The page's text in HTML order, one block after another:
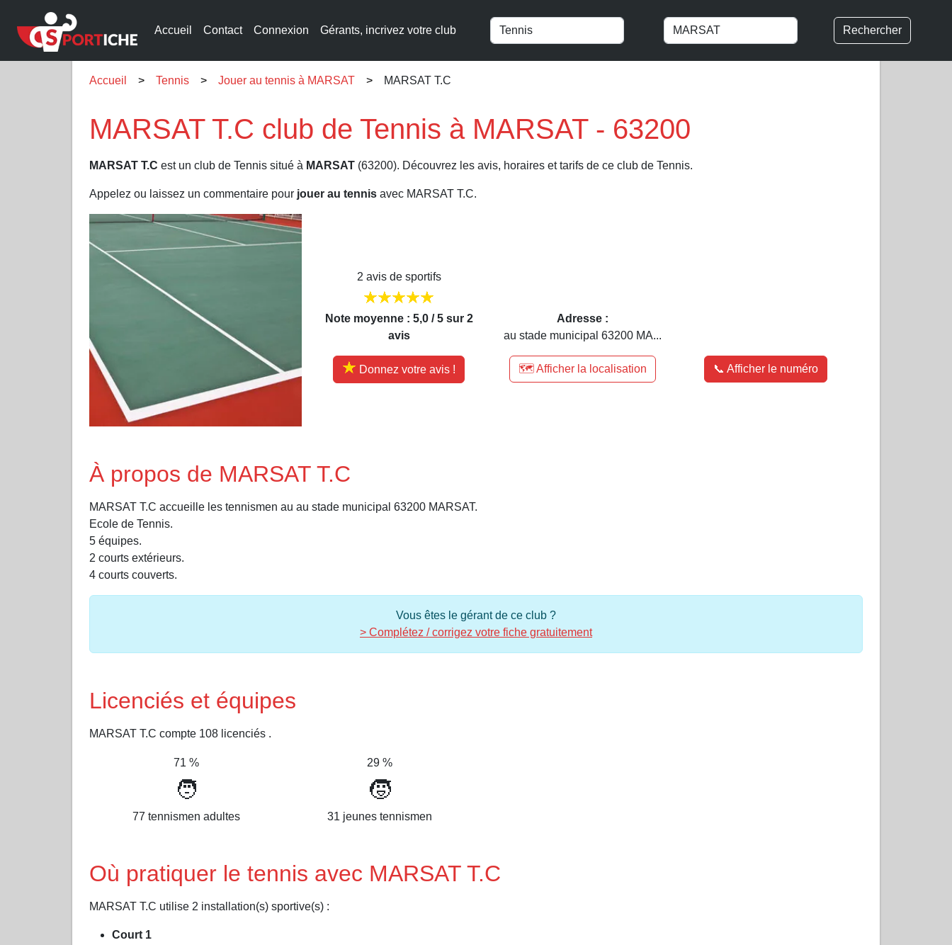
Accueil Contact Connexion Gérants, incrivez votre club Rechercher
Accueil Tennis Jouer au tennis à MARSAT MARSAT T.C
MARSAT T.C club de Tennis à MARSAT - 63200
MARSAT T.C est un club de Tennis situé à MARSAT (63200). Découvrez les avis, horaires et tarifs de ce club de Tennis.
Appelez ou laissez un commentaire pour jouer au tennis avec MARSAT T.C.
2 avis de sportifs
Note moyenne : 5,0 / 5 sur 2
avis
Donnez votre avis !
Adresse :
au stade municipal 63200 MA...
🗺️ Afficher la localisation 📞 Afficher le numéro
À propos de MARSAT T.C
MARSAT T.C accueille les tennismen au au stade municipal 63200 MARSAT.
Ecole de Tennis.
5 équipes.
2 courts extérieurs.
4 courts couverts.
Vous êtes le gérant de ce club ?
> Complétez / corrigez votre fiche gratuitement
Licenciés et équipes
MARSAT T.C compte 108 licenciés .
71 % 29 %
🧑 🧒
77 tennismen adultes 31 jeunes tennismen
Où pratiquer le tennis avec MARSAT T.C
MARSAT T.C utilise 2 installation(s) sportive(s) :
Court 1